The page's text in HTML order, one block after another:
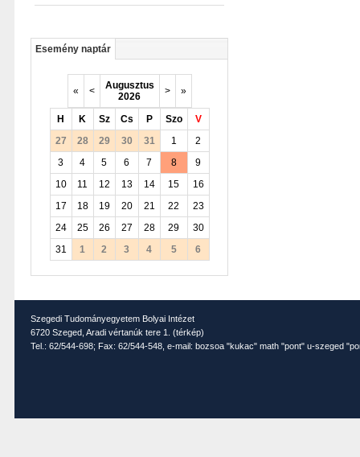
Esemény naptár
« <
Augusztus
2026
> »
H K Sz Cs P Szo
V
27
28 29 30 31 1
2
3
4 5 6 7 8
9
10
11 12 13 14 15
16
17
18 19 20 21 22
23
24
25 26 27 28 29
30
31
1 2 3 4 5 6
Szegedi Tudományegyetem Bolyai Intézet
6720 Szeged, Aradi vértanúk tere 1. (térkép)
Tel.: 62/544-698; Fax: 62/544-548, e-mail: bozsoa "kukac" math "pont" u-szeged